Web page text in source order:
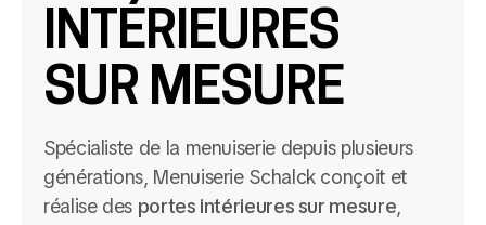
INTÉRIEURES
SUR MESURE
Spécialiste de la menuiserie depuis plusieurs
générations, Menuiserie Schalck conçoit et
réalise des portes intérieures sur mesure,